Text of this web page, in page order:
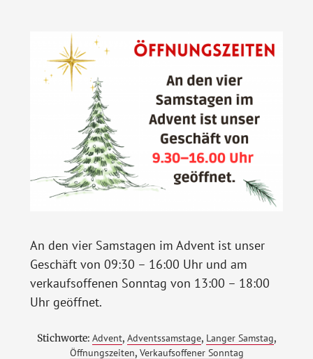
An den vier Samstagen im Advent ist unser
Geschäft von 09:30 – 16:00 Uhr und am
verkaufsoffenen Sonntag von 13:00 – 18:00
Uhr geöffnet.
Stichworte: Advent, Adventssamstage, Langer Samstag,
Öffnungszeiten, Verkaufsoffener Sonntag